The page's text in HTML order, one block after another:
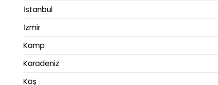
İstanbul
İzmir
Kamp
Karadeniz
Kaş